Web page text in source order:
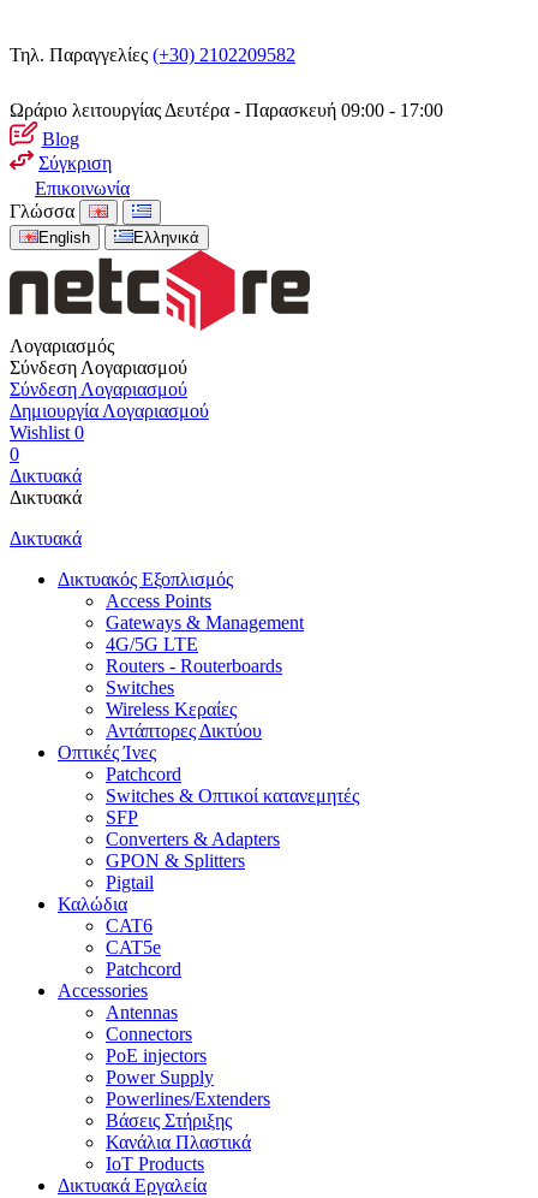
Τηλ. Παραγγελίες (+30) 2102209582
Ωράριο λειτουργίας Δευτέρα - Παρασκευή 09:00 - 17:00
Blog
Σύγκριση
Επικοινωνία
Γλώσσα
English Ελληνικά
Λογαριασμός
Σύνδεση Λογαριασμού
Σύνδεση Λογαριασμού
Δημιουργία Λογαριασμού
Wishlist 0
0
Δικτυακά
Δικτυακά
Δικτυακά
Δικτυακός Εξοπλισμός
Access Points
Gateways & Management
4G/5G LTE
Routers - Routerboards
Switches
Wireless Κεραίες
Αντάπτορες Δικτύου
Οπτικές Ίνες
Patchcord
Switches & Οπτικοί κατανεμητές
SFP
Converters & Adapters
GPON & Splitters
Pigtail
Καλώδια
CAT6
CAT5e
Patchcord
Accessories
Antennas
Connectors
PoE injectors
Power Supply
Powerlines/Extenders
Βάσεις Στήριξης
Κανάλια Πλαστικά
IoT Products
Δικτυακά Εργαλεία